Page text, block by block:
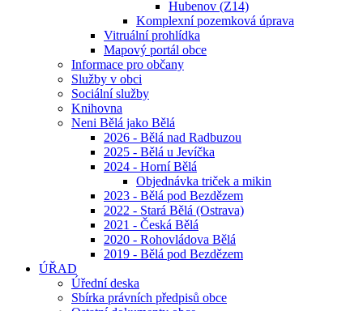
Hubenov (Z14)
Komplexní pozemková úprava
Vitruální prohlídka
Mapový portál obce
Informace pro občany
Služby v obci
Sociální služby
Knihovna
Neni Bělá jako Bělá
2026 - Bělá nad Radbuzou
2025 - Bělá u Jevíčka
2024 - Horní Bělá
Objednávka triček a mikin
2023 - Bělá pod Bezdězem
2022 - Stará Bělá (Ostrava)
2021 - Česká Bělá
2020 - Rohovládova Bělá
2019 - Bělá pod Bezdězem
ÚŘAD
Úřední deska
Sbírka právních předpisů obce